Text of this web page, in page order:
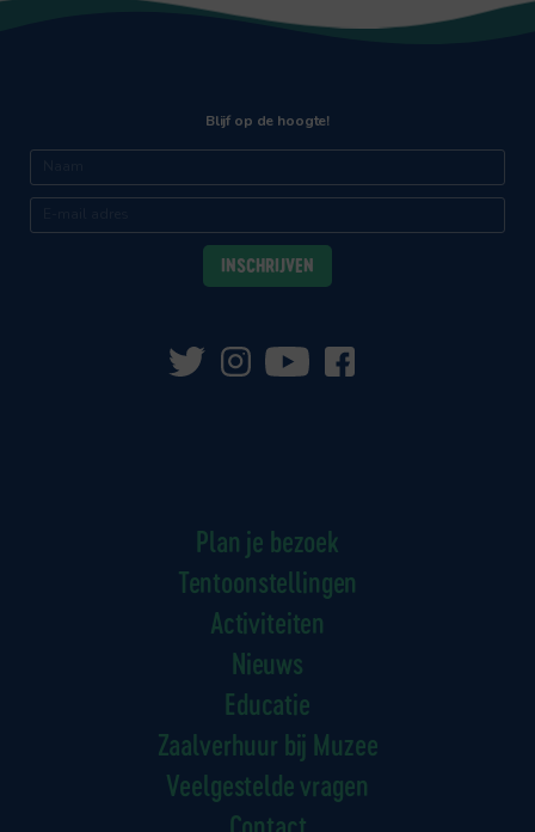
Plan je bezoek
Tentoonstellingen
Activiteiten
Nieuws
Educatie
Zaalverhuur bij Muzee
Veelgestelde vragen
Blijf op de hoogte!